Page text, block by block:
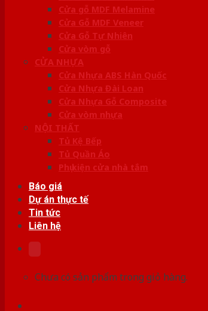
Cửa gỗ MDF Melamine
Cửa Gỗ MDF Veneer
Cửa Gỗ Tự Nhiên
Cửa vòm gỗ
CỬA NHỰA
Cửa Nhựa ABS Hàn Quốc
Cửa Nhựa Đài Loan
Cửa Nhựa Gỗ Composite
Cửa vòm nhựa
NỘI THẤT
Tủ Kệ Bếp
Tủ Quần Áo
Phụ kiện cửa nhà tắm
Báo giá
Dự án thực tế
Tin tức
Liên hệ
Chưa có sản phẩm trong giỏ hàng.